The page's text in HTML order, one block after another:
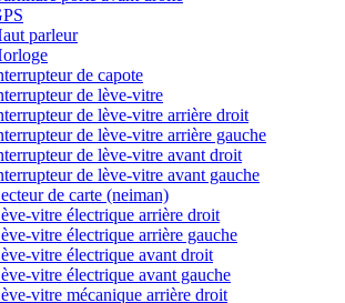
parleur
de capote
de lève-vitre
de lève-vitre arrière droit
de lève-vitre arrière gauche
de lève-vitre avant droit
de lève-vitre avant gauche
de carte (neiman)
vitre électrique arrière droit
vitre électrique arrière gauche
vitre électrique avant droit
vitre électrique avant gauche
vitre mécanique arrière droit